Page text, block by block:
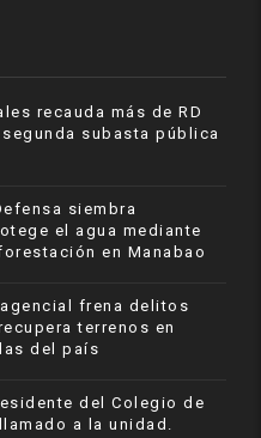
recauda más de RD
subasta pública
siembra
el agua mediante
en Manabao
frena delitos
terrenos en
del país
del Colegio de
a la unidad.